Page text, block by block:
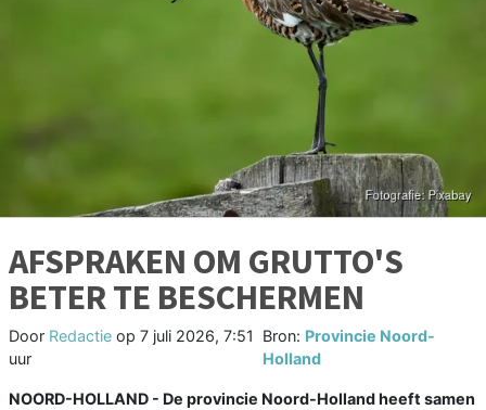
AFSPRAKEN OM GRUTTO'S
BETER TE BESCHERMEN
Door Redactie op 7 juli 2026, 7:51
uur
Bron: Provincie Noord-
Holland
NOORD-HOLLAND - De provincie Noord-Holland heeft samen